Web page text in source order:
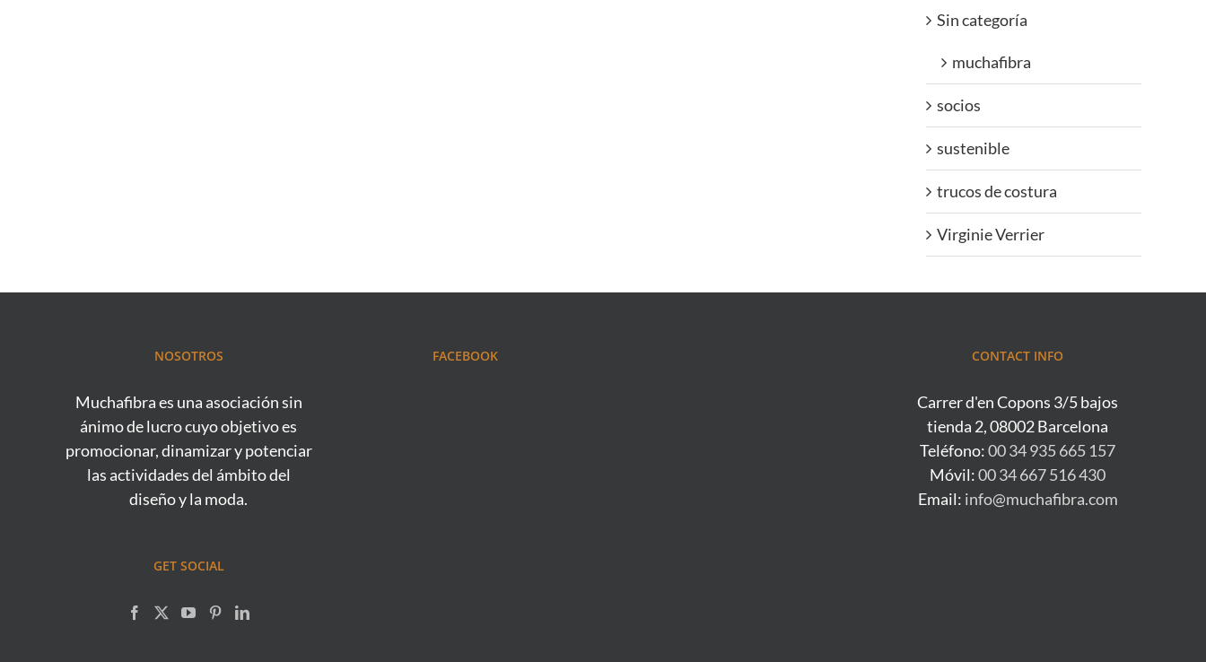
Sin categoría
muchafibra
socios
sustenible
trucos de costura
Virginie Verrier
NOSOTROS
Muchafibra es una asociación sin
ánimo de lucro cuyo objetivo es
promocionar, dinamizar y potenciar
las actividades del ámbito del
diseño y la moda.
GET SOCIAL
FACEBOOK CONTACT INFO
Carrer d'en Copons 3/5 bajos
tienda 2, 08002 Barcelona
Teléfono:00 34 935 665 157
Móvil:00 34 667 516 430
Email: info@muchafibra.com